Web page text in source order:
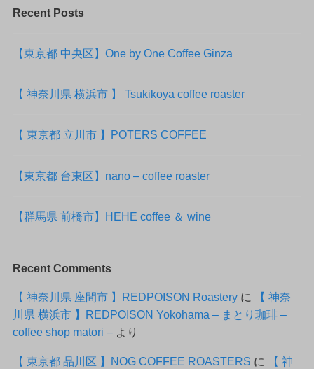
Recent Posts
【東京都 中央区】One by One Coffee Ginza
【 神奈川県 横浜市 】 Tsukikoya coffee roaster
【 東京都 立川市 】POTERS COFFEE
【東京都 台東区】nano – coffee roaster
【群馬県 前橋市】HEHE coffee ＆ wine
Recent Comments
【 神奈川県 座間市 】REDPOISON Roasteryに
【 神奈
川県 横浜市 】REDPOISON Yokohama – まとり珈琲 –
coffee shop matori –より
【 東京都 品川区 】NOG COFFEE ROASTERS に
【 神